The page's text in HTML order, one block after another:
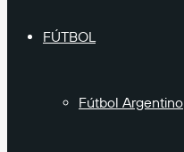
FÚTBOL
Fútbol Argentino